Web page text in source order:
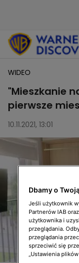
WIDEO
"Mieszkanie
pierwsze
10.11.2021, 13:01
Dbamy o
Jeśli użytkownik
Partnerów IAB oraz
użytkownika i
przeglądania.
przeglądania
sprzeciwić się
„Ustawienia